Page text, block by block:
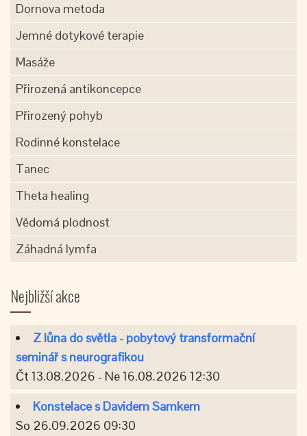
Dornova metoda
Jemné dotykové terapie
Masáže
Přirozená antikoncepce
Přirozený pohyb
Rodinné konstelace
Tanec
Theta healing
Vědomá plodnost
Záhadná lymfa
Nejbližší akce
Z lůna do světla - pobytový transformační
seminář s neurografikou
Čt 13.08.2026 - Ne 16.08.2026 12:30
Konstelace s Davidem Samkem
So 26.09.2026 09:30